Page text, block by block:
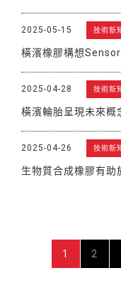
2025-05-15 技術新
橫濱橡膠構想
2025-04-28 技術新
橫濱輪胎呈現未來概
2025-04-26 技術新
生物質合成橡膠有助
1 2